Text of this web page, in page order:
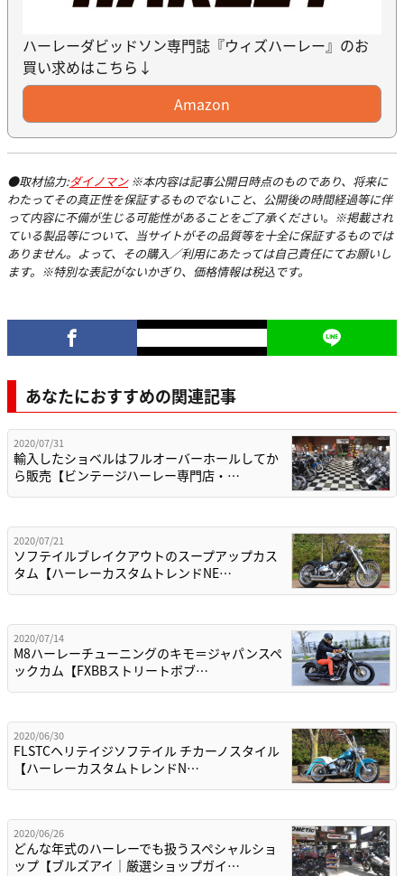
ハーレーダビッドソン専門誌『ウィズハーレー』のお
買い求めはこちら↓
Amazon
●取材協力:ダイノマン※本内容は記事公開日時点のものであり、将来に
わたってその真正性を保証するものでないこと、公開後の時間経過等に伴
って内容に不備が生じる可能性があることをご了承ください。※掲載され
ている製品等について、当サイトがその品質等を十全に保証するものでは
ありません。よって、その購入／利用にあたっては自己責任にてお願いし
ます。※特別な表記がないかぎり、価格情報は税込です。
あなたにおすすめの関連記事
2020/07/31
輸入したショベルはフルオーバーホールしてか
ら販売【ビンテージハーレー専門店・…
2020/07/21
ソフテイルブレイクアウトのスープアップカス
タム【ハーレーカスタムトレンドNE…
2020/07/14
M8ハーレーチューニングのキモ＝ジャパンスペ
ックカム【FXBBストリートボブ…
2020/06/30
FLSTCヘリテイジソフテイル チカーノスタイル
【ハーレーカスタムトレンドN…
2020/06/26
どんな年式のハーレーでも扱うスペシャルショ
ップ【ブルズアイ｜厳選ショップガイ…